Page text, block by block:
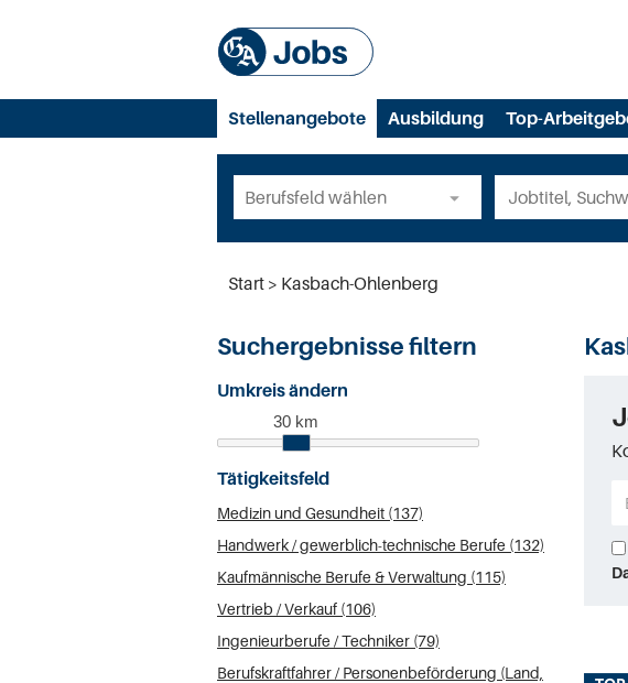
Stellenangebote Ausbildung Top-
Start Kasbach-Ohlenberg
Suchergebnisse filtern
Umkreis ändern
30 km
Tätigkeitsfeld
Medizin und Gesundheit (137)
Handwerk / gewerblich-technische Berufe (132)
Kaufmännische Berufe & Verwaltung (115)
Vertrieb / Verkauf (106)
Ingenieurberufe / Techniker (79)
Berufskraftfahrer / Personenbeförderung (Land,